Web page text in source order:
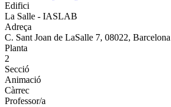
Edifici
La Salle - IASLAB
Adreça
C. Sant Joan de LaSalle 7, 08022, Barcelona
Planta
2
Secció
Animació
Càrrec
Professor/a